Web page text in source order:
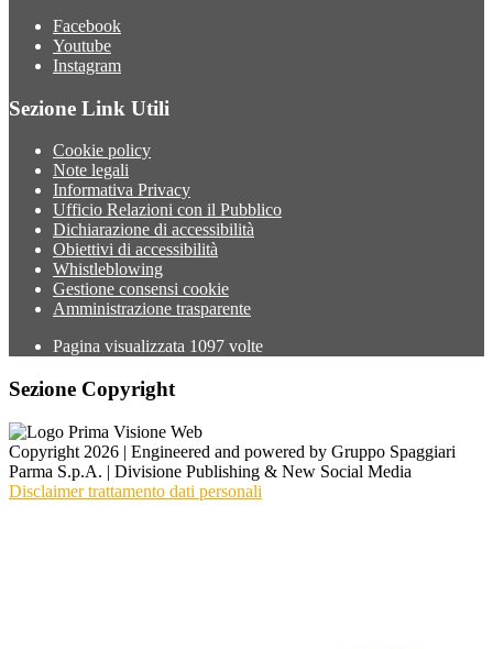
Facebook
Youtube
Instagram
Sezione Link Utili
Cookie policy
Note legali
Informativa Privacy
Ufficio Relazioni con il Pubblico
Dichiarazione di accessibilità
Obiettivi di accessibilità
Whistleblowing
Gestione consensi cookie
Amministrazione trasparente
Pagina visualizzata 1097 volte
Sezione Copyright
Copyright 2026 | Engineered and powered by Gruppo Spaggiari
Parma S.p.A. | Divisione Publishing & New Social Media
Disclaimer trattamento dati personali